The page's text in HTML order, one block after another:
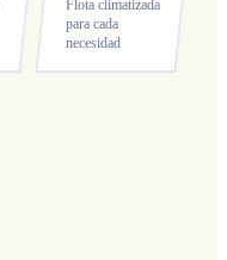
Flota climatizada
para cada
necesidad